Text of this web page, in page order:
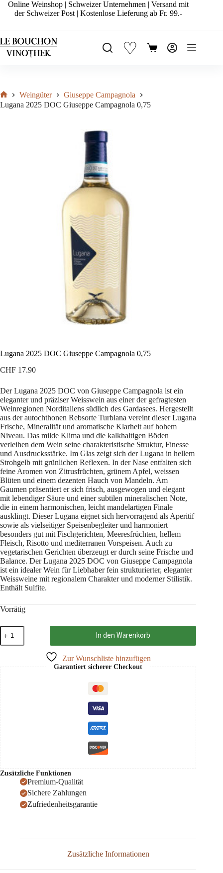
Zum
Inhalt
Online Weinshop | Schweizer Unternehmen | Versand mit
der Schweizer Post | Kostenlose Lieferung ab Fr. 99.-
♡ Warenkorb
Start
Weingüter
Giuseppe Campagnola
Lugana 2025 DOC Giuseppe Campagnola 0,75
Lugana 2025 DOC Giuseppe Campagnola 0,75
CHF 17.90
Der Lugana 2025 DOC von Giuseppe Campagnola ist ein
eleganter und präziser Weisswein aus einer der gefragtesten
Weinregionen Norditaliens südlich des Gardasees. Hergestellt
aus der autochthonen Rebsorte Turbiana vereint dieser Lugana
Frische, Mineralität und aromatische Klarheit auf hohem
Niveau. Das milde Klima und die kalkhaltigen Böden
verleihen dem Wein seine charakteristische Struktur, Finesse
und Ausdrucksstärke. Im Glas zeigt sich der Lugana in hellem
Strohgelb mit grünlichen Reflexen. In der Nase entfalten sich
feine Aromen von Zitrusfrüchten, grünem Apfel, weissen
Blüten und einem dezenten Hauch von Mandeln. Am
Gaumen präsentiert er sich frisch, ausgewogen und elegant
mit lebendiger Säure und einer subtilen mineralischen Note,
die in einem harmonischen, leicht mandelartigen Finale
ausklingt. Dieser Lugana eignet sich hervorragend als Aperitif
sowie als vielseitiger Speisenbegleiter und harmoniert
besonders gut mit Fischgerichten, Meeresfrüchten, hellem
Fleisch, Risotto und mediterranen Vorspeisen. Auch zu
vegetarischen Gerichten überzeugt er durch seine Frische und
Balance. Der Lugana 2025 DOC von Giuseppe Campagnola
ist ein idealer Wein für Liebhaber fein strukturierter, eleganter
Weissweine mit regionalem Charakter und moderner Stilistik.
Enthält Sulfite.
Vorrätig
Lugana
2025
DOC
In den Warenkorb
Zur Wunschliste hinzufügen
Garantiert sicherer Checkout
Zusätzliche Funktionen
Premium-Qualität
Sichere Zahlungen
Zufriedenheitsgarantie
Zusätzliche Informationen